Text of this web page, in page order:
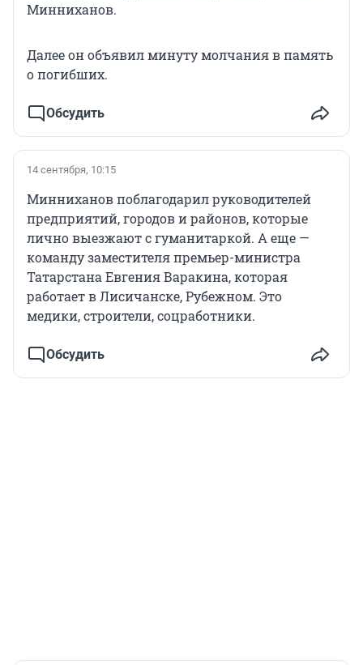
Минниханов.
Далее он объявил минуту молчания в память
о погибших.
Обсудить
14 сентября, 10:15
Минниханов поблагодарил руководителей
предприятий, городов и районов, которые
лично выезжают с гуманитаркой. А еще —
команду заместителя премьер-министра
Татарстана Евгения Варакина, которая
работает в Лисичанске, Рубежном. Это
медики, строители, соцработники.
Обсудить